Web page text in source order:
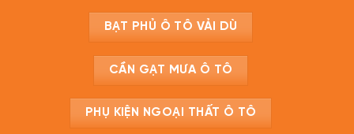
BẠT PHỦ Ô TÔ VẢI DÙ
CẦN GẠT MƯA Ô TÔ
PHỤ KIỆN NGOẠI THẤT Ô TÔ